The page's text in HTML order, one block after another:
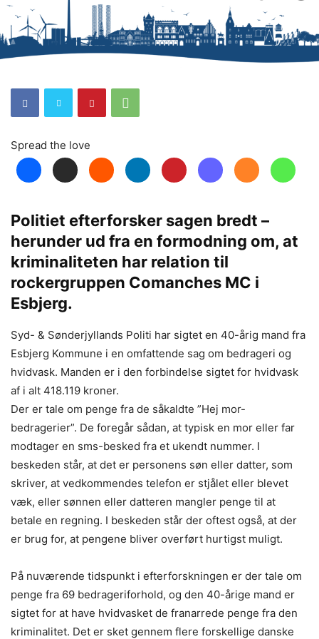
Spread the love
Politiet efterforsker sagen bredt –
herunder ud fra en formodning om, at
kriminaliteten har relation til
rockergruppen Comanches MC i
Esbjerg.
Syd- & Sønderjyllands Politi har sigtet en 40-årig mand fra
Esbjerg Kommune i en omfattende sag om bedrageri og
hvidvask. Manden er i den forbindelse sigtet for hvidvask
af i alt 418.119 kroner.
Der er tale om penge fra de såkaldte ”Hej mor-
bedragerier”. De foregår sådan, at typisk en mor eller far
modtager en sms-besked fra et ukendt nummer. I
beskeden står, at det er personens søn eller datter, som
skriver, at vedkommendes telefon er stjålet eller blevet
væk, eller sønnen eller datteren mangler penge til at
betale en regning. I beskeden står der oftest også, at der
er brug for, at pengene bliver overført hurtigst muligt.
På nuværende tidspunkt i efterforskningen er der tale om
penge fra 69 bedrageriforhold, og den 40-årige mand er
sigtet for at have hvidvasket de franarrede penge fra den
kriminalitet. Det er sket gennem flere forskellige danske